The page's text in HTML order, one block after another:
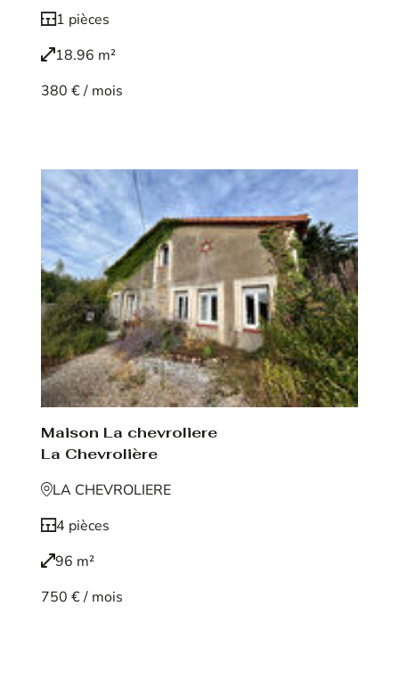
1 pièces
18.96 m²
380 € / mois
Maison La chevroliere
La Chevrolière
LA CHEVROLIERE
4 pièces
96 m²
750 € / mois